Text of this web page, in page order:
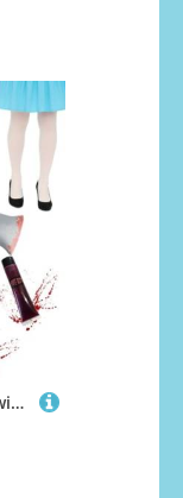
Erwachsene Duo Haunted Twin Kostüm - gruseliges blaues Kleid, Strumpfhose, blutige Axt und Gesichtsbemalung - Horror-Outfit für Halloween, Faschingspartys, Spukhaus-Events, gruselige Paar- oder